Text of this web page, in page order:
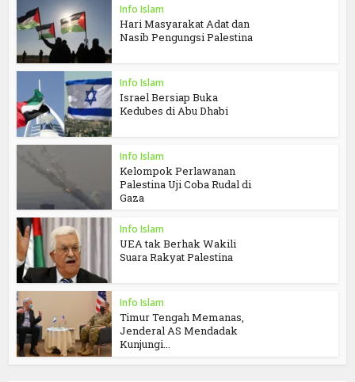
Info Islam
Hari Masyarakat Adat dan
Nasib Pengungsi Palestina
Info Islam
Israel Bersiap Buka
Kedubes di Abu Dhabi
Info Islam
Kelompok Perlawanan
Palestina Uji Coba Rudal di
Gaza
Info Islam
UEA tak Berhak Wakili
Suara Rakyat Palestina
Info Islam
Timur Tengah Memanas,
Jenderal AS Mendadak
Kunjungi...